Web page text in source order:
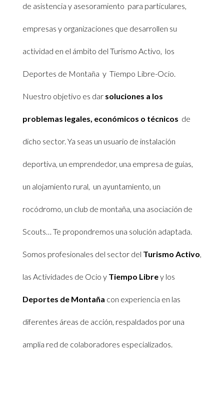
de asistencia y asesoramiento para particulares,
empresas y organizaciones que desarrollen su
actividad en el ámbito del Turismo Activo, los
Deportes de Montaña y Tiempo Libre-Ocio.
Nuestro objetivo es dar soluciones a los
problemas legales, económicos o técnicos de
dicho sector. Ya seas un usuario de instalación
deportiva, un emprendedor, una empresa de guías,
un alojamiento rural, un ayuntamiento, un
rocódromo, un club de montaña, una asociación de
Scouts… Te propondremos una solución adaptada.
Somos profesionales del sector del Turismo Activo,
las Actividades de Ocio yTiempo Librey los
Deportes de Montaña con experiencia en las
diferentes áreas de acción, respaldados por una
amplia red de colaboradores especializados.